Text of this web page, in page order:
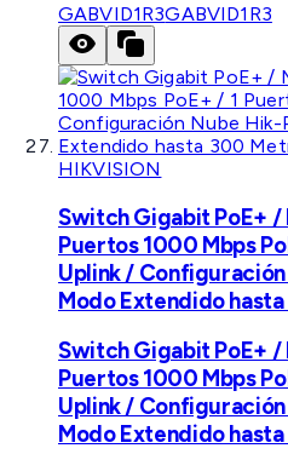
GABVID1R3GABVID1R3
HIKVISION
Switch Gigabit PoE+
Puertos 1000 Mbps
Uplink /
Modo Extendido
Switch Gigabit PoE+
Puertos 1000 Mbps
Uplink /
Modo Extendido